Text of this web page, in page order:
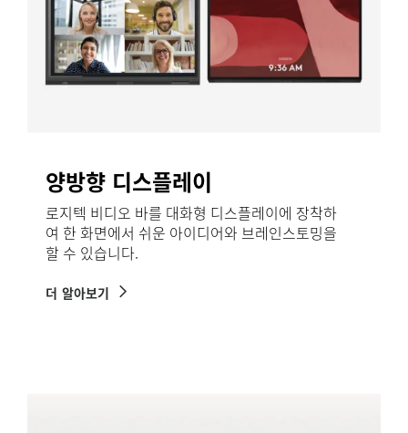
양방향 디스플레이
로지텍 비디오 바를 대화형 디스플레이에 장착하
여 한 화면에서 쉬운 아이디어와 브레인스토밍을
할 수 있습니다.
더 알아보기